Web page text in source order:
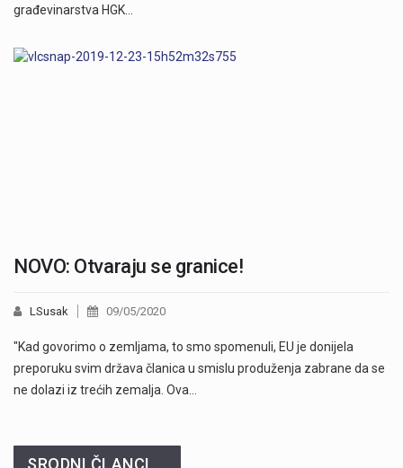
građevinarstva HGK…
NOVO: Otvaraju se granice!
LSusak 09/05/2020
"Kad govorimo o zemljama, to smo spomenuli, EU je donijela
preporuku svim država članica u smislu produženja zabrane da se
ne dolazi iz trećih zemalja. Ova…